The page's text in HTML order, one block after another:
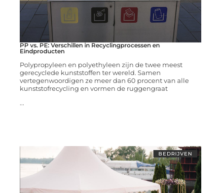
PP vs. PE: Verschillen in Recyclingprocessen en
Eindproducten
Polypropyleen en polyethyleen zijn de twee meest
gerecyclede kunststoffen ter wereld. Samen
vertegenwoordigen ze meer dan 60 procent van alle
kunststofrecycling en vormen de ruggengraat
...
BEDRIJVEN